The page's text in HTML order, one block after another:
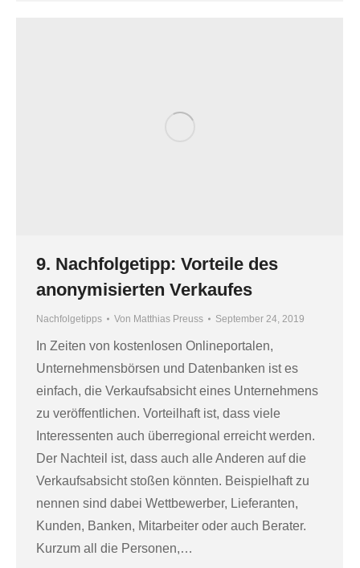
9. Nachfolgetipp: Vorteile des
anonymisierten Verkaufes
Nachfolgetipps Von Matthias Preuss September 24, 2019
In Zeiten von kostenlosen Onlineportalen,
Unternehmensbörsen und Datenbanken ist es
einfach, die Verkaufsabsicht eines Unternehmens
zu veröffentlichen. Vorteilhaft ist, dass viele
Interessenten auch überregional erreicht werden.
Der Nachteil ist, dass auch alle Anderen auf die
Verkaufsabsicht stoßen könnten. Beispielhaft zu
nennen sind dabei Wettbewerber, Lieferanten,
Kunden, Banken, Mitarbeiter oder auch Berater.
Kurzum all die Personen,…